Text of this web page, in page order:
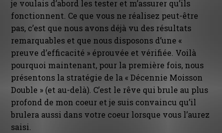
je voulais d’abord les tester et m’assurer qu’ils
fonctionnent. Ce que vous ne réalisez peut-être
pas, c’est que nous avons déjà vu des résultats
remarquables et que nous disposons d’une «
preuve d’efficacité » éprouvée et vérifiée. Voilà
pourquoi maintenant, pour la première fois, nous
présentons la stratégie de la « Décennie Moisson
Double » (et au-delà). C’est le rêve qui brule au plus
profond de mon coeur et je suis convaincu qu’il
brulera aussi dans votre coeur lorsque vous l’aurez
saisi.